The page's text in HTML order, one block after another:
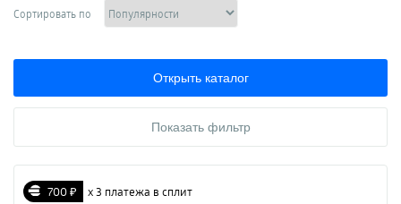
Сортировать по
Открыть каталог
Показать фильтр
700 ₽ х 3 платежа в сплит